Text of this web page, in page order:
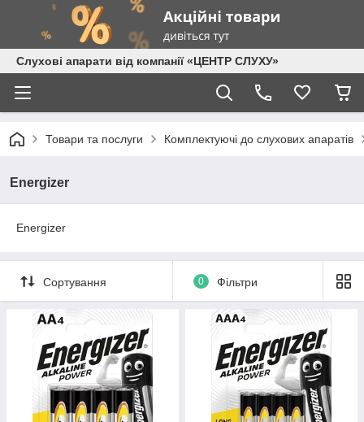
Слухові апарати від компанії «ЦЕНТР СЛУХУ»
Товари та послуги Комплектуючі до слухових апаратів
Energizer
Energizer
Сортування 0 Фільтри